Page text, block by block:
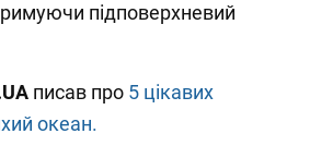
підповерхневий
писав про 5 цікавих
океан.